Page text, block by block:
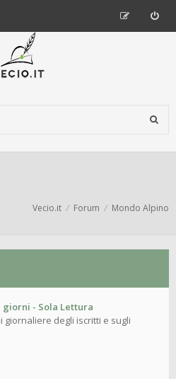
Vecio.it Forum Mondo Alpino
- Sola Lettura
giornaliere degli iscritti e sugli